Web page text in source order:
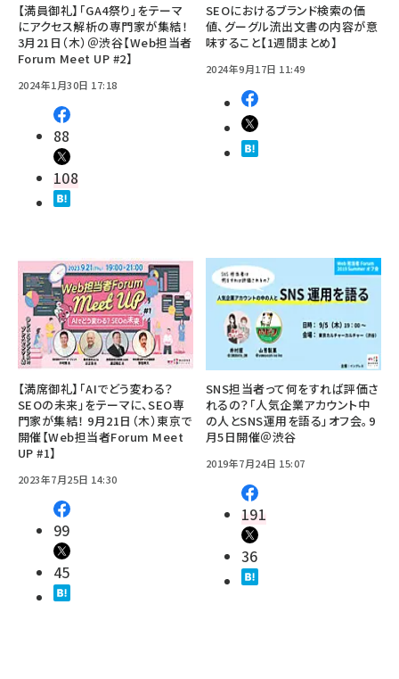
【満員御礼】「GA4祭り」をテーマ
にアクセス解析の専門家が集結！
3月21日（木）＠渋谷【Web担当者
Forum Meet UP #2】
2024年1月30日 17:18
88
108
SEOにおけるブランド検索の価
値、グーグル流出文書の内容が意
味すること【1週間まとめ】
2024年9月17日 11:49
【満席御礼】「AIでどう変わる？
SEOの未来」をテーマに、SEO専
門家が集結！ 9月21日（木）東京で
開催【Web担当者Forum Meet
UP #1】
2023年7月25日 14:30
99
45
SNS担当者って何をすれば評価さ
れるの？「人気企業アカウント中
の人とSNS運用を語る」オフ会。9
月5日開催＠渋谷
2019年7月24日 15:07
191
36